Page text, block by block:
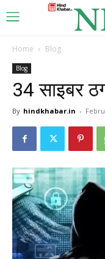
Home Blog
Blog
34 साइबर
By hindkhabar.in -